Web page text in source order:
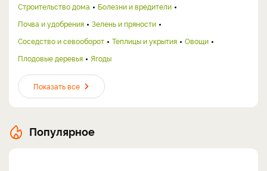
Строительство дома
Болезни и вредители
Почва и удобрения
Зелень и пряности
Соседство и севооборот
Теплицы и укрытия
Овощи
Плодовые деревья
Ягоды
Показать все
Популярное